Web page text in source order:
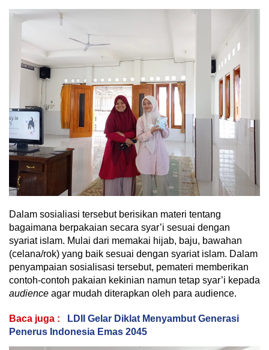
Dalam sosialiasi tersebut berisikan materi tentang
bagaimana berpakaian secara syar’i sesuai dengan
syariat islam. Mulai dari memakai hijab, baju, bawahan
(celana/rok) yang baik sesuai dengan syariat islam. Dalam
penyampaian sosialisasi tersebut, pemateri memberikan
contoh-contoh pakaian kekinian namun tetap syar’i kepada
audience agar mudah diterapkan oleh para audience.
Baca juga :
LDII Gelar Diklat Menyambut Generasi
Penerus Indonesia Emas 2045